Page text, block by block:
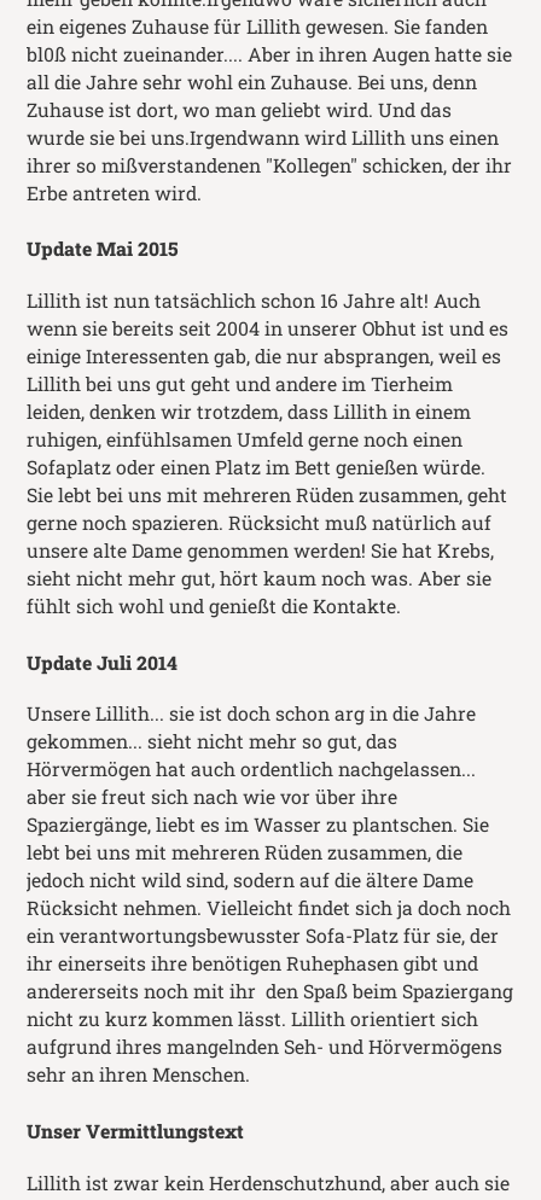
ein eigenes Zuhause für Lillith gewesen. Sie fanden
bl0ß nicht zueinander.... Aber in ihren Augen hatte sie
all die Jahre sehr wohl ein Zuhause. Bei uns, denn
Zuhause ist dort, wo man geliebt wird. Und das
wurde sie bei uns.Irgendwann wird Lillith uns einen
ihrer so mißverstandenen "Kollegen" schicken, der ihr
Erbe antreten wird.
Update Mai 2015
Lillith ist nun tatsächlich schon 16 Jahre alt! Auch
wenn sie bereits seit 2004 in unserer Obhut ist und es
einige Interessenten gab, die nur absprangen, weil es
Lillith bei uns gut geht und andere im Tierheim
leiden, denken wir trotzdem, dass Lillith in einem
ruhigen, einfühlsamen Umfeld gerne noch einen
Sofaplatz oder einen Platz im Bett genießen würde.
Sie lebt bei uns mit mehreren Rüden zusammen, geht
gerne noch spazieren. Rücksicht muß natürlich auf
unsere alte Dame genommen werden! Sie hat Krebs,
sieht nicht mehr gut, hört kaum noch was. Aber sie
fühlt sich wohl und genießt die Kontakte.
Update Juli 2014
Unsere Lillith... sie ist doch schon arg in die Jahre
gekommen... sieht nicht mehr so gut, das
Hörvermögen hat auch ordentlich nachgelassen...
aber sie freut sich nach wie vor über ihre
Spaziergänge, liebt es im Wasser zu plantschen. Sie
lebt bei uns mit mehreren Rüden zusammen, die
jedoch nicht wild sind, sodern auf die ältere Dame
Rücksicht nehmen. Vielleicht findet sich ja doch noch
ein verantwortungsbewusster Sofa-Platz für sie, der
ihr einerseits ihre benötigen Ruhephasen gibt und
andererseits noch mit ihr den Spaß beim Spaziergang
nicht zu kurz kommen lässt. Lillith orientiert sich
aufgrund ihres mangelnden Seh- und Hörvermögens
sehr an ihren Menschen.
Unser Vermittlungstext
Lillith ist zwar kein Herdenschutzhund, aber auch sie